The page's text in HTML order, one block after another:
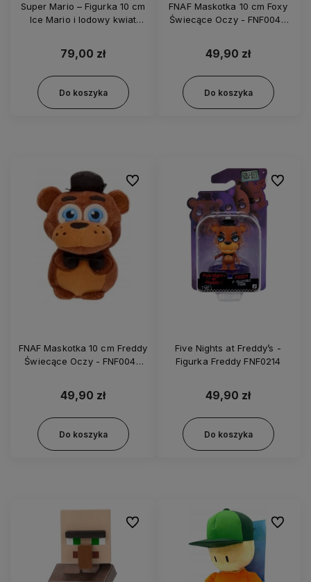
Super Mario – Figurka 10 cm
Ice Mario i lodowy kwiat
79,00 zł
Do koszyka
FNAF Maskotka 10 cm Foxy
Świecące Oczy - FNF0045
49,90 zł
Do koszyka
FNAF Maskotka 10 cm Freddy
Świecące Oczy - FNF0045
49,90 zł
Do koszyka
Do ulubionych
Five Nights at Freddy’s -
Figurka Freddy FNF0214
49,90 zł
Do koszyka
Do
Do ulubionych Do